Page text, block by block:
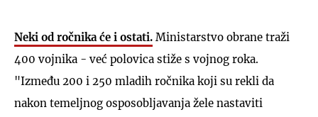
Neki od ročnika će i ostati. Ministarstvo obrane traži
400 vojnika - već polovica stiže s vojnog roka.
"Između 200 i 250 mladih ročnika koji su rekli da
nakon temeljnog osposobljavanja žele nastaviti